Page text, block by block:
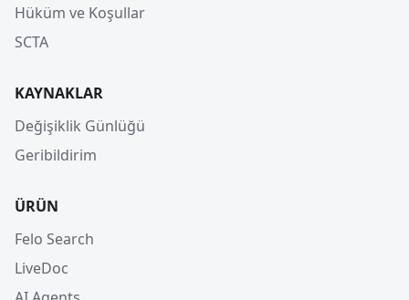
Hüküm ve Koşullar
SCTA
KAYNAKLAR
Değişiklik Günlüğü
Geribildirim
ÜRÜN
Felo Search
LiveDoc